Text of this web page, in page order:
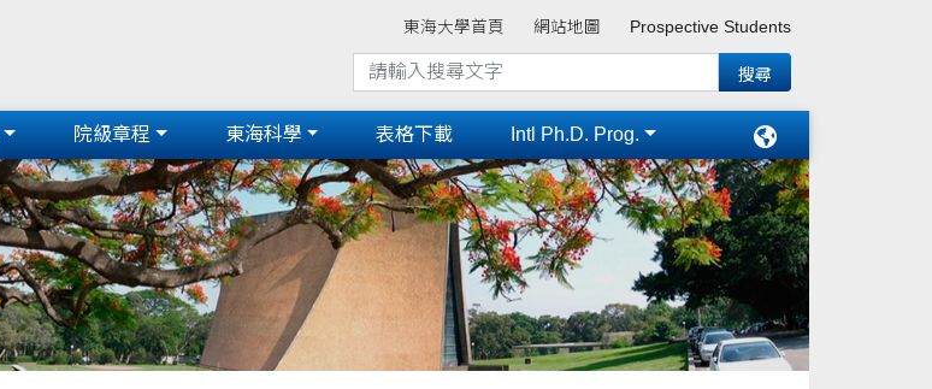
東海大學首頁 網站地圖 Prospective Students
院級章程 東海科學 表格下載 Intl Ph.D. Prog.